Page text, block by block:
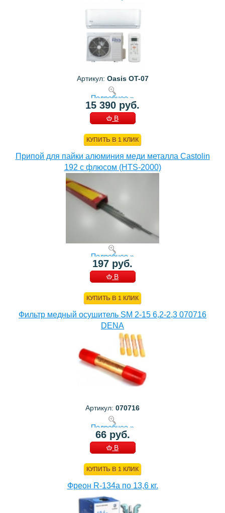
Артикул: Oasis OT-07
Подробнее »
15 390 руб.
В
КУПИТЬ В 1 КЛИК
Припой для пайки алюминия меди металла Castolin
192 с флюсом (HTS-2000)
Подробнее »
197 руб.
В
КУПИТЬ В 1 КЛИК
Фильтр медный осушитель SM 2-15 6,2-2,3 070716
DENA
Артикул: 070716
Подробнее »
66 руб.
В
КУПИТЬ В 1 КЛИК
Фреон R-134a по 13,6 кг.